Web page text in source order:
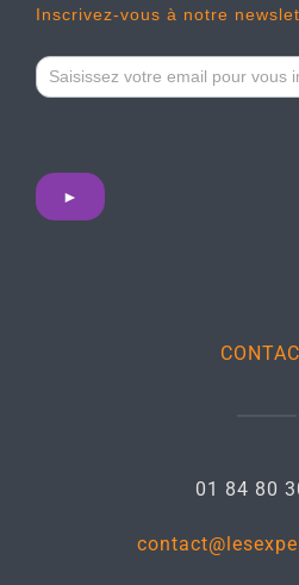
Newsletter
Inscrivez-vous à notre
►
01 84 80